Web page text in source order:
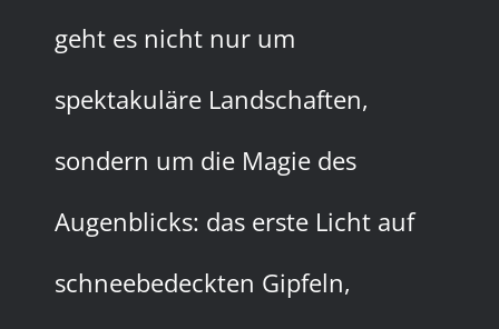
geht es nicht nur um
spektakuläre Landschaften,
sondern um die Magie des
Augenblicks: das erste Licht auf
schneebedeckten Gipfeln,